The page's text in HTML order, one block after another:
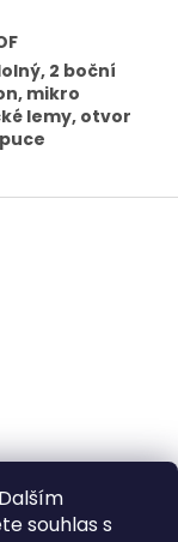
souhlas s
2 boční
mikro
lemy, otvor